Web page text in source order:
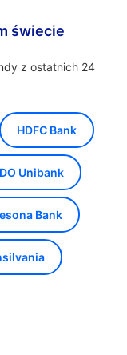
świecie
z ostatnich 24
HDFC Bank
Unibank
Bank